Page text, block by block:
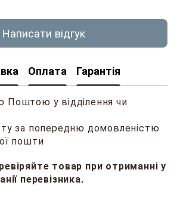
Написати відгук
Оплата Гарантія
у відділення чи
за попередню домовленістю
пошти
товар при отриманні у
перевізника.